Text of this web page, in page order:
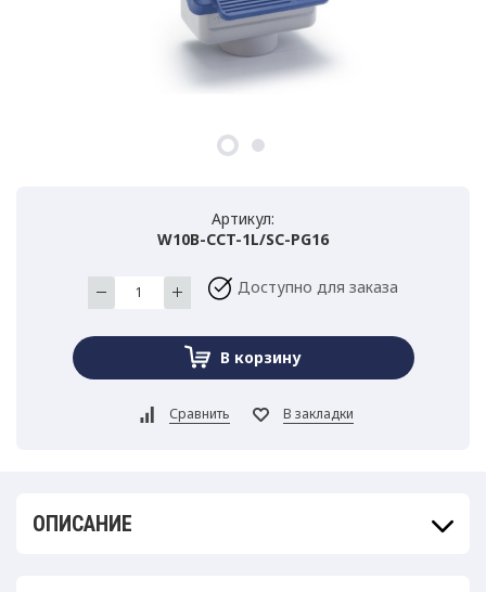
Артикул:
W10B-CCT-1L/SC-PG16
Доступно для заказа
ОПИСАНИЕ